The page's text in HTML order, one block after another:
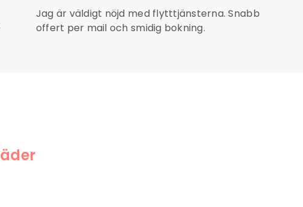
Jag är väldigt nöjd med flytttjänsterna. Snabb
offert per mail och smidig bokning.